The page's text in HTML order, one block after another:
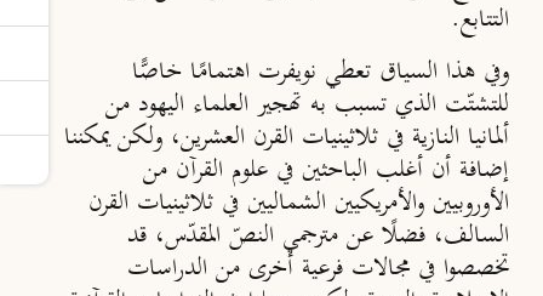
التتابع.
وفي هذا السياق تعطي نويفرت اهتمامًا خاصًّا
للتشتّت الذي تسبب به تهجير العلماء اليهود من
ألمانيا النازية في ثلاثينيات القرن العشرين، ولكن يمكننا
إضافة أن أغلب الباحثين في علوم القرآن من
الأوروبيين والأمريكيين الشماليين في ثلاثينيات القرن
السالف، فضلًا عن مترجمي النصّ المقدّس، قد
تخصصوا في مجالات فرعية أخرى من الدراسات